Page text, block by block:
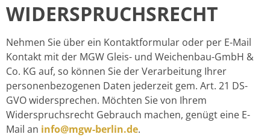
WIDERSPRUCHSRECHT
Nehmen Sie über ein Kontaktformular oder per E-Mail
Kontakt mit der MGW Gleis- und Weichenbau-GmbH &
Co. KG auf, so können Sie der Verarbeitung Ihrer
personenbezogenen Daten jederzeit gem. Art. 21 DS-
GVO widersprechen. Möchten Sie von Ihrem
Widerspruchsrecht Gebrauch machen, genügt eine E-
Mail an info@mgw-berlin.de.